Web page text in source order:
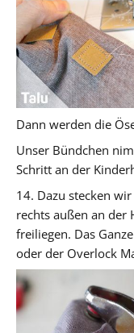
Dann werden die
Unser Bündchen
Schritt an der
14. Dazu stecken
rechts außen an der
freiliegen. Das
oder der Overlock